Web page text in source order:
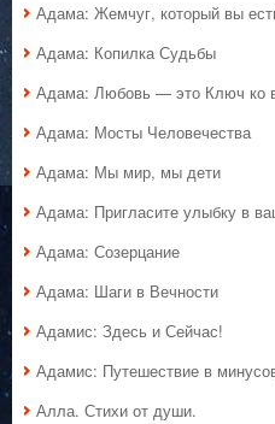
Адама: Жемчуг, который вы
Адама: Копилка Судьбы
Адама: Любовь — это Ключ ко
Адама: Мосты Человечества
Адама: Мы мир, мы дети
Адама: Пригласите улыбку в
Адама: Созерцание
Адама: Шаги в Вечности
Адамис: Здесь и Сейчас!
Адамис: Путешествие в
Алла. Стихи от души.